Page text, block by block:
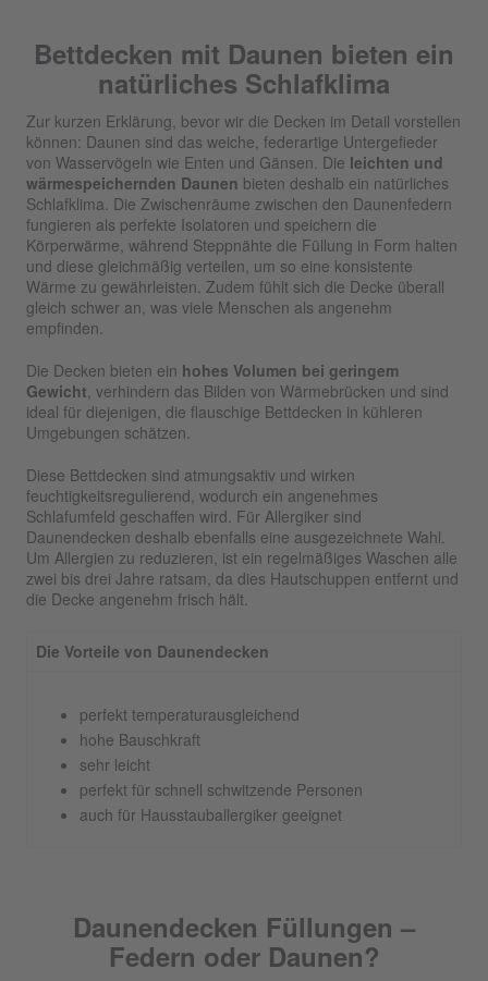
Bettdecken mit Daunen bieten ein
natürliches Schlafklima
Zur kurzen Erklärung, bevor wir die Decken im Detail vorstellen
können: Daunen sind das weiche, federartige Untergefieder
von Wasservögeln wie Enten und Gänsen. Die leichten und
wärmespeichernden Daunen bieten deshalb ein natürliches
Schlafklima. Die Zwischenräume zwischen den Daunenfedern
fungieren als perfekte Isolatoren und speichern die
Körperwärme, während Steppnähte die Füllung in Form halten
und diese gleichmäßig verteilen, um so eine konsistente
Wärme zu gewährleisten. Zudem fühlt sich die Decke überall
gleich schwer an, was viele Menschen als angenehm
empfinden.
Die Decken bieten ein hohes Volumen bei geringem
Gewicht , verhindern das Bilden von Wärmebrücken und sind
ideal für diejenigen, die flauschige Bettdecken in kühleren
Umgebungen schätzen.
Diese Bettdecken sind atmungsaktiv und wirken
feuchtigkeitsregulierend, wodurch ein angenehmes
Schlafumfeld geschaffen wird. Für Allergiker sind
Daunendecken deshalb ebenfalls eine ausgezeichnete Wahl.
Um Allergien zu reduzieren, ist ein regelmäßiges Waschen alle
zwei bis drei Jahre ratsam, da dies Hautschuppen entfernt und
die Decke angenehm frisch hält.
Die Vorteile von Daunendecken
perfekt temperaturausgleichend
hohe Bauschkraft
sehr leicht
perfekt für schnell schwitzende Personen
auch für Hausstauballergiker geeignet
Daunendecken Füllungen –
Federn oder Daunen?